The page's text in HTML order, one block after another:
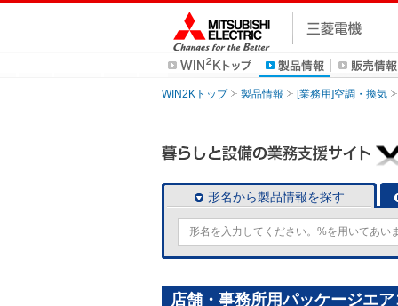
WIN2Kトップ 製品情報 [業務用]空調・換気
形名から製品情報を探す
店舗・事務所用パッケージエ